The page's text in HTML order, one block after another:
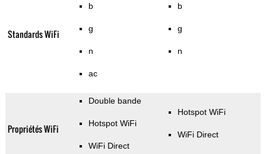
Standards WiFi
b
g
n
ac
b
g
n
Propriétés WiFi
Double bande
Hotspot WiFi
WiFi Direct
Hotspot WiFi
WiFi Direct